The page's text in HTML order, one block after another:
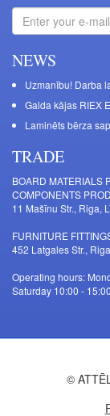
NEWS
Uzmanību! Darba
Galda kājas RIEX
Laminēts bērza
TRADE
BOARD MATERIALS
COMPONENTS
11 Mašīnu Str., Riga,
FURNITURE
452 Latgales Str.,
Operating hours:
Saturday 10:00 -
©